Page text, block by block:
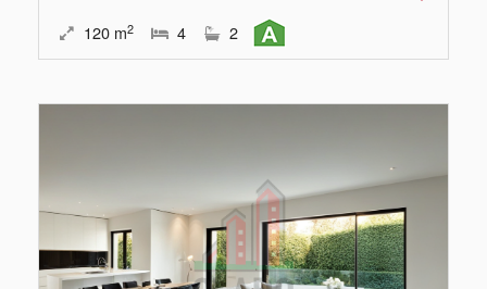
120 m2 4 2